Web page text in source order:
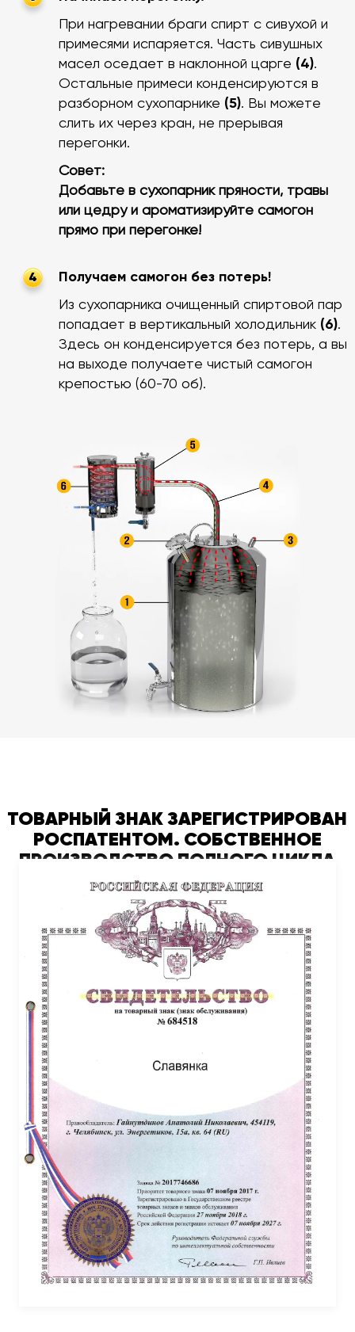
При нагревании браги спирт с сивухой и
примесями испаряется. Часть сивушных
масел оседает в наклонной царге (4).
Остальные примеси конденсируются в
разборном сухопарнике (5). Вы можете
слить их через кран, не прерывая
перегонки.
Совет:
Добавьте в сухопарник пряности, травы
или цедру и ароматизируйте самогон
прямо при перегонке!
4
Получаем самогон без потерь!
Из сухопарника очищенный спиртовой пар
попадает в вертикальный холодильник (6).
Здесь он конденсируется без потерь, а вы
на выходе получаете чистый самогон
крепостью (60-70 об).
ТОВАРНЫЙ ЗНАК ЗАРЕГИСТРИРОВАН
РОСПАТЕНТОМ. СОБСТВЕННОЕ
ПРОИЗВОДСТВО ПОЛНОГО ЦИКЛА